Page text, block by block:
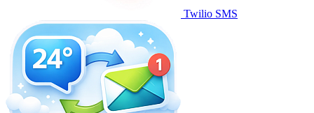
Twilio SMS